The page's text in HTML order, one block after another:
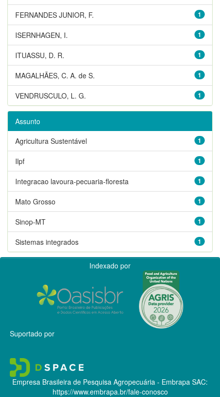
1
FERNANDES JUNIOR, F.
1
ISERNHAGEN, I.
1
ITUASSU, D. R.
1
MAGALHÃES, C. A. de S.
1
VENDRUSCULO, L. G.
Assunto
1
Agricultura Sustentável
1
Ilpf
1
Integracao lavoura-pecuaria-floresta
1
Mato Grosso
1
Sinop-MT
1
Sistemas integrados
Indexado por
Suportado por
Empresa Brasileira de Pesquisa Agropecuária - Embrapa SAC:
https://www.embrapa.br/fale-conosco